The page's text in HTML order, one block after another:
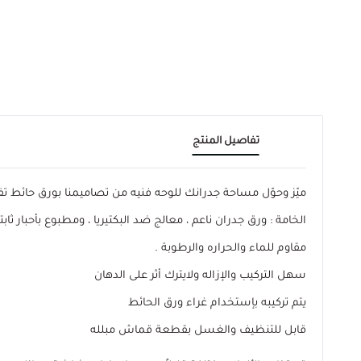
تفاصيل المنتج
ميّز وحوّل مساحة جدرانك للوحه فنيه من تصاميمنا بورق
الخامة : ورق جدران ناعم ، معالج ضد البكتيريا ، ومطبوع بأحبار
مقاوم للماء والحراره والرطوبة .
سهل التركيب والإزاله ولايترك أثر على الدهان
يتم تركيبه بإستخدام غراء ورق الحائط
قابل للتنظيف والغسل بقطعة قماش مبلله